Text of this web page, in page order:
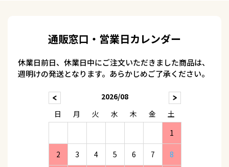
通販窓口・営業日カレンダー
休業日前日、休業日中にご注文いただきました商品は、
週明けの発送となります。あらかじめご了承ください。
2026/08
日
月 火 水 木 金
土
1
2 3 4 5 6 7 8